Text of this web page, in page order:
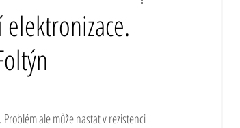
ale může nastat v rezistenci